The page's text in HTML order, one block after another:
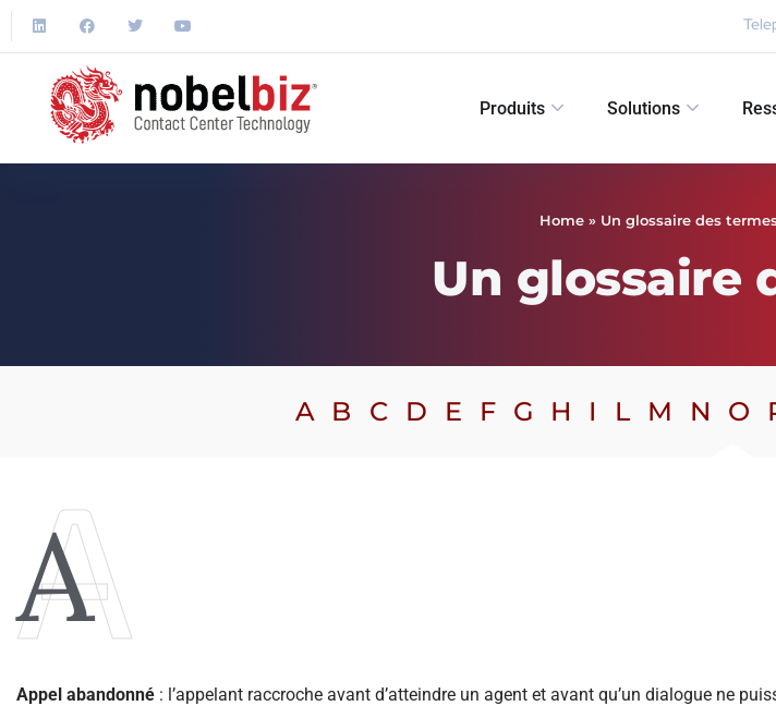
Produits Solutions
Home » Un glossaire des
Un glossaire
A B C D E F G H I L M N O
A
A
Appel abandonné : l’appelant raccroche avant d’atteindre un agent et avant qu’un dialogue ne